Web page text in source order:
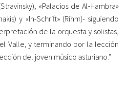
«Palacios de Al-Hambra»
y «In-Schrift» (Rihm)- siguiendo
de la orquesta y solistas,
Valle, y terminando por la lección
del joven músico asturiano.”